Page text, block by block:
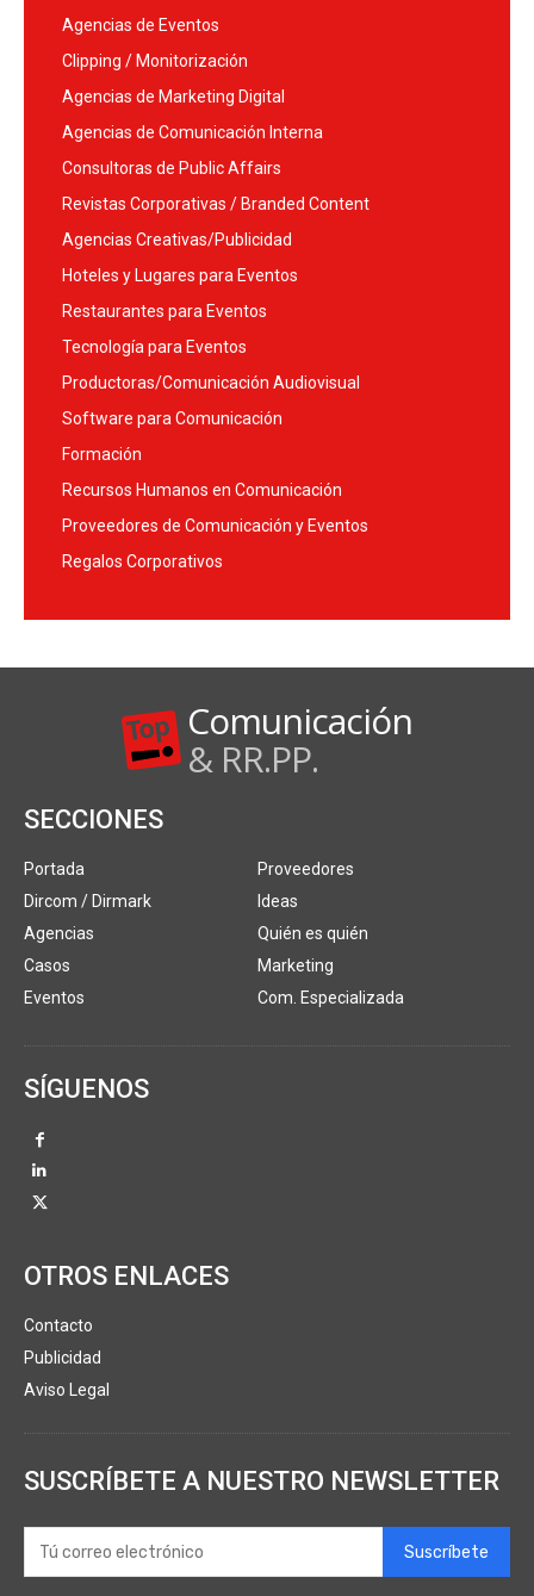
Agencias de Eventos
Clipping / Monitorización
Agencias de Marketing Digital
Agencias de Comunicación Interna
Consultoras de Public Affairs
Revistas Corporativas / Branded Content
Agencias Creativas/Publicidad
Hoteles y Lugares para Eventos
Restaurantes para Eventos
Tecnología para Eventos
Productoras/Comunicación Audiovisual
Software para Comunicación
Formación
Recursos Humanos en Comunicación
Proveedores de Comunicación y Eventos
Regalos Corporativos
Comunicación
& RR.PP.
SECCIONES
Portada
Dircom / Dirmark
Agencias
Casos
Eventos
Proveedores
Ideas
Quién es quién
Marketing
Com. Especializada
SÍGUENOS
OTROS ENLACES
Contacto
Publicidad
Aviso Legal
SUSCRÍBETE A NUESTRO NEWSLETTER
Suscríbete